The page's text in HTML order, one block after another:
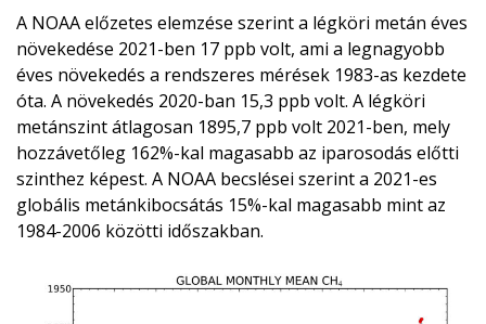
A NOAA előzetes elemzése szerint a légköri metán éves
növekedése 2021-ben 17 ppb volt, ami a legnagyobb
éves növekedés a rendszeres mérések 1983-as kezdete
óta. A növekedés 2020-ban 15,3 ppb volt. A légköri
metánszint átlagosan 1895,7 ppb volt 2021-ben, mely
hozzávetőleg 162%-kal magasabb az iparosodás előtti
szinthez képest. A NOAA becslései szerint a 2021-es
globális metánkibocsátás 15%-kal magasabb mint az
1984-2006 közötti időszakban.